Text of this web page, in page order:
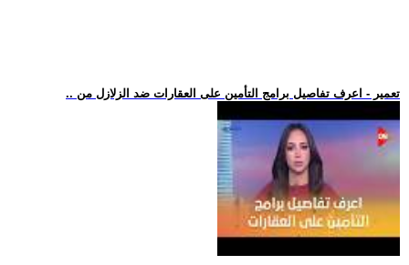
.. تعمير - اعرف تفاصيل برامج التأمين على العقارات ضد الزلازل من